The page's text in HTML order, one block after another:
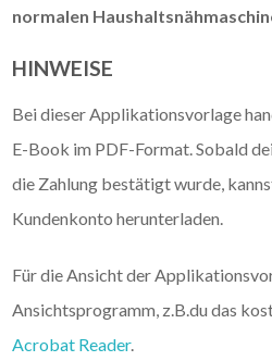
normalen
HINWEISE
Bei dieser Applikationsvorlage
E-Book im PDF-Format. Sobald
die Zahlung bestätigt wurde,
Kundenkonto herunterladen.
Für die Ansicht der
Ansichtsprogramm, z.B.du das
Acrobat Reader.